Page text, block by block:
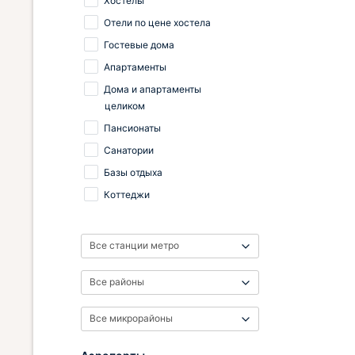
Отели по цене хостела
Гостевые дома
Апартаменты
Дома и апартаменты
целиком
Пансионаты
Санатории
Базы отдыха
Коттеджи
Все станции метро
Все районы
Все микрорайоны